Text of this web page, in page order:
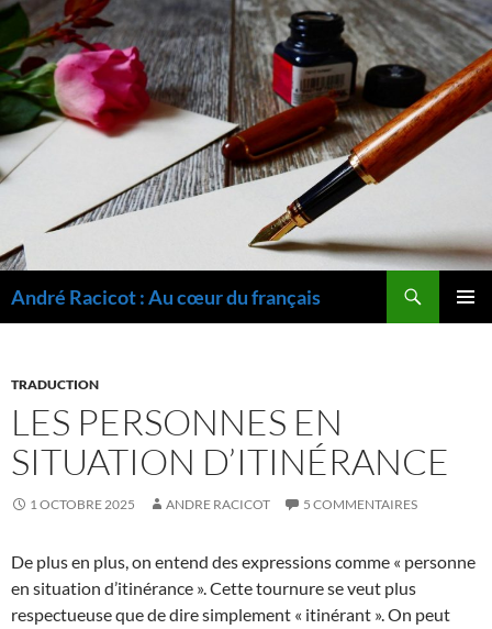
André Racicot : Au cœur du français
TRADUCTION
LES PERSONNES EN
SITUATION D’ITINÉRANCE
1 OCTOBRE 2025 ANDRE RACICOT 5 COMMENTAIRES
De plus en plus, on entend des expressions comme « personne
en situation d’itinérance ». Cette tournure se veut plus
respectueuse que de dire simplement « itinérant ». On peut